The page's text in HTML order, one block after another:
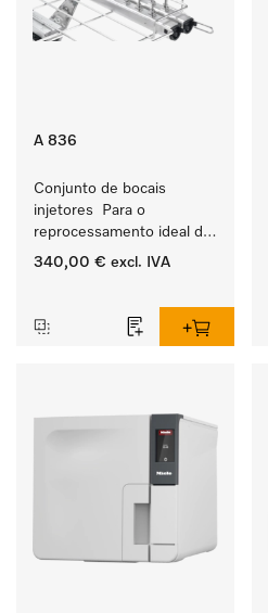
A 836
Conjunto de bocais
injetores  Para o
reprocessamento ideal de
instrumentos com lúmens
340,00 € excl. IVA